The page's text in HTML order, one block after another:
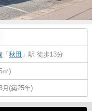
「 秋田 」駅 徒歩13分
㎡)
月(築25年)